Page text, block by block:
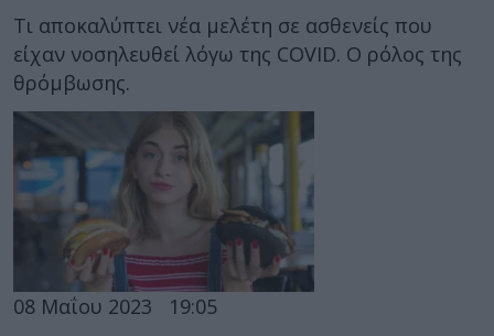
Τι αποκαλύπτει νέα μελέτη σε ασθενείς που
είχαν νοσηλευθεί λόγω της COVID. Ο ρόλος της
θρόμβωσης.
08 Μαΐου 2023 19:05